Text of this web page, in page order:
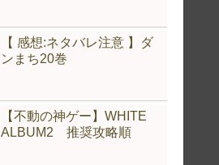
【 感想:ネタバレ注意 】ダ
ンまち20巻
【不動の神ゲー】WHITE
ALBUM2 推奨攻略順